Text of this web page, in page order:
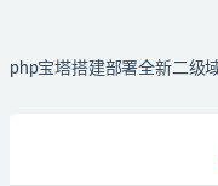
php宝塔搭建部署全新二级